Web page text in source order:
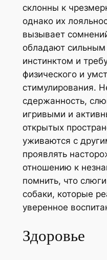
склонны к
однако их
вызывает
обладают сильным
инстинктом и
физического и
стимулирования.
сдержанность,
игривыми и
открытых
уживаются с
проявлять
отношению к
помнить, что
собаки, которые
уверенное
Здоровье